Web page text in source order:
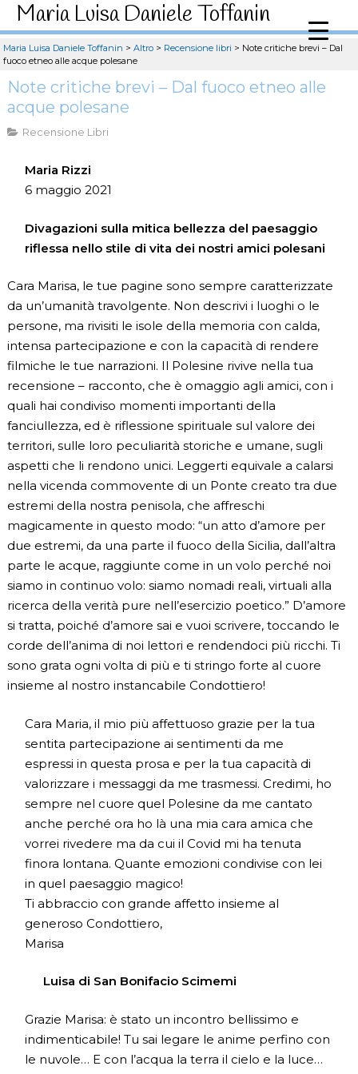
Maria Luisa Daniele Toffanin
Maria Luisa Daniele Toffanin > Altro > Recensione libri > Note critiche brevi – Dal
fuoco etneo alle acque polesane
Note critiche brevi – Dal fuoco etneo alle
acque polesane
Recensione Libri
Maria Rizzi
6 maggio 2021
Divagazioni sulla mitica bellezza del paesaggio
riflessa nello stile di vita dei nostri amici polesani
Cara Marisa, le tue pagine sono sempre caratterizzate
da un’umanità travolgente. Non descrivi i luoghi o le
persone, ma rivisiti le isole della memoria con calda,
intensa partecipazione e con la capacità di rendere
filmiche le tue narrazioni. Il Polesine rivive nella tua
recensione – racconto, che è omaggio agli amici, con i
quali hai condiviso momenti importanti della
fanciullezza, ed è riflessione spirituale sul valore dei
territori, sulle loro peculiarità storiche e umane, sugli
aspetti che li rendono unici. Leggerti equivale a calarsi
nella vicenda commovente di un Ponte creato tra due
estremi della nostra penisola, che affreschi
magicamente in questo modo: “un atto d’amore per
due estremi, da una parte il fuoco della Sicilia, dall’altra
parte le acque, raggiunte come in un volo perché noi
siamo in continuo volo: siamo nomadi reali, virtuali alla
ricerca della verità pure nell’esercizio poetico.” D’amore
si tratta, poiché d’amore sai e vuoi scrivere, toccando le
corde dell’anima di noi lettori e rendendoci più ricchi. Ti
sono grata ogni volta di più e ti stringo forte al cuore
insieme al nostro instancabile Condottiero!
Cara Maria, il mio più affettuoso grazie per la tua
sentita partecipazione ai sentimenti da me
espressi in questa prosa e per la tua capacità di
valorizzare i messaggi da me trasmessi. Credimi, ho
sempre nel cuore quel Polesine da me cantato
anche perché ora ho là una mia cara amica che
vorrei rivedere ma da cui il Covid mi ha tenuta
finora lontana. Quante emozioni condivise con lei
in quel paesaggio magico!
Ti abbraccio con grande affetto insieme al
generoso Condottiero,
Marisa
Luisa di San Bonifacio Scimemi
Grazie Marisa: è stato un incontro bellissimo e
indimenticabile! Tu sai legare le anime perfino con
le nuvole… E con l’acqua la terra il cielo e la luce…